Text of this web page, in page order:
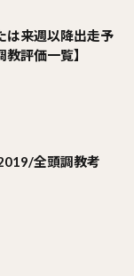
は来週以降出走予
教評価一覧】
全頭調教考